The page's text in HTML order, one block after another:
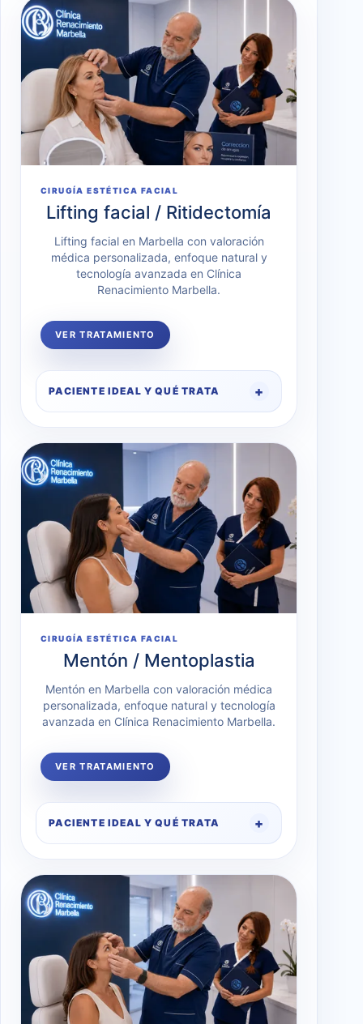
CIRUGÍA ESTÉTICA FACIAL
Lifting facial / Ritidectomía
Lifting facial en Marbella con valoración
médica personalizada, enfoque natural y
tecnología avanzada en Clínica
Renacimiento Marbella.
VER TRATAMIENTO
PACIENTE IDEAL Y QUÉ TRATA
CIRUGÍA ESTÉTICA FACIAL
Mentón / Mentoplastia
Mentón en Marbella con valoración médica
personalizada, enfoque natural y tecnología
avanzada en Clínica Renacimiento Marbella.
VER TRATAMIENTO
PACIENTE IDEAL Y QUÉ TRATA